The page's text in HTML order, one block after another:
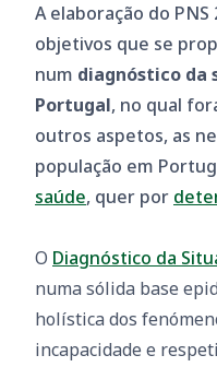
A elaboração do PNS
objetivos que se
num diagnóstico da
Portugal, no qual
outros aspetos, as
população em
saúde, quer por
O Diagnóstico da
numa sólida base
holística dos
incapacidade e